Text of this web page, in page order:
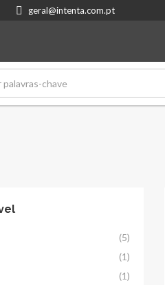
geral@intenta.com.pt
(5)
(1)
(1)